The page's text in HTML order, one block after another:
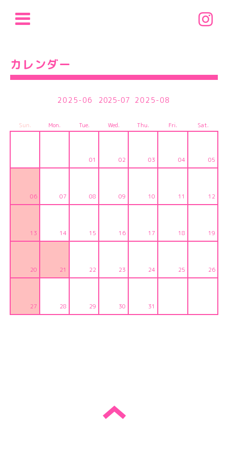
カレンダー
2025-06 2025-07 2025-08
Sun. Mon. Tue. Wed. Thu. Fri. Sat.
01 02 03 04 05
06 07 08 09 10 11 12
13 14 15 16 17 18 19
20 21 22 23 24 25 26
27 28 29 30 31